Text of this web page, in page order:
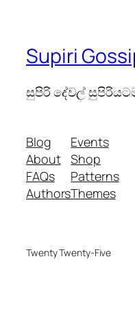
Supiri
සුපිරි දේවල්
Blog
About
FAQs
Authors
Events
Shop
Patterns
Themes
Twenty Twenty-Five